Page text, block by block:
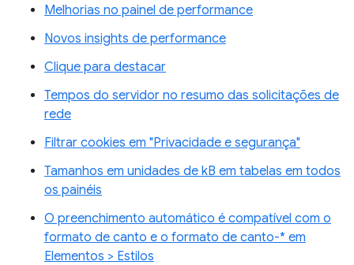
Melhorias no painel de performance
Novos insights de performance
Clique para destacar
Tempos do servidor no resumo das solicitações de
rede
Filtrar cookies em "Privacidade e segurança"
Tamanhos em unidades de kB em tabelas em todos
os painéis
O preenchimento automático é compatível com o
formato de canto e o formato de canto-* em
Elementos > Estilos